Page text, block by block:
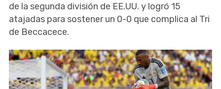
de la segunda división de EE.UU. y logró 15
atajadas para sostener un 0-0 que complica al Tri
de Beccacece.